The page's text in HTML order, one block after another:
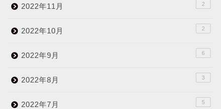
2022年11月 2
2022年10月 2
2022年9月 6
2022年8月 3
2022年7月 5